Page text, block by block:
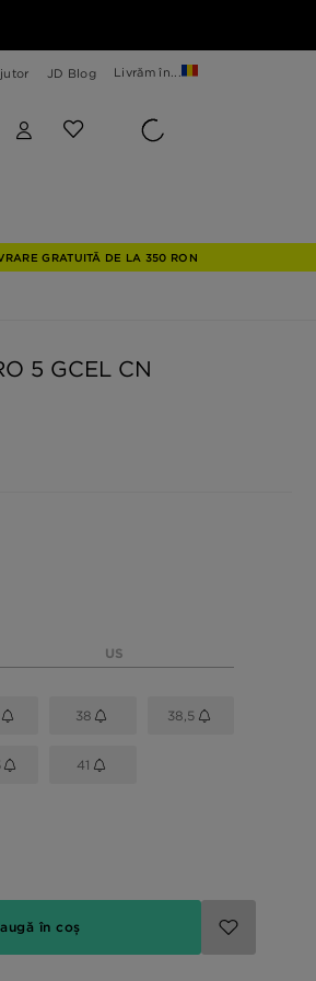
JD Blog Livrăm în...
GRATUITĂ DE LA 350 RON
5 GCEL CN
US
38 38,5
41
în coș